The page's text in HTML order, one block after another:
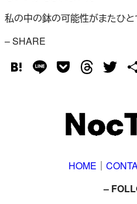
私の中の鉢の可能性がまたひと
– SHARE
Hatena
LinePocket
HOME ｜
–